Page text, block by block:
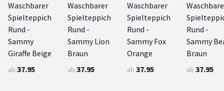
Waschbarer
Spielteppich
Rund -
Sammy
Giraffe Beige
ab 37.95
Waschbarer
Spielteppich
Rund -
Sammy Lion
Braun
ab 37.95
Waschbarer
Spielteppich
Rund -
Sammy Fox
Orange
ab 37.95
Rund -
Sammy
Braun
ab 37.95